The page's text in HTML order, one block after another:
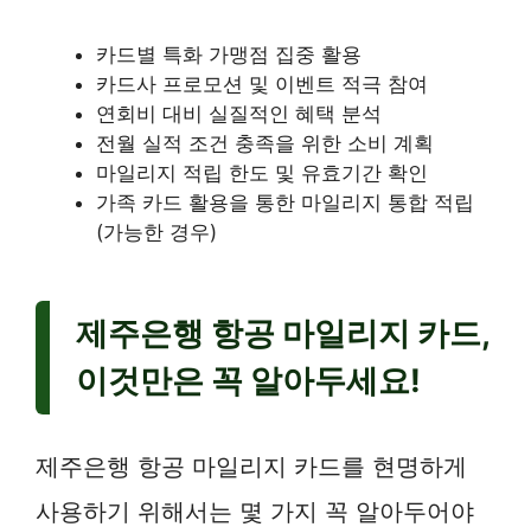
카드별 특화 가맹점 집중 활용
카드사 프로모션 및 이벤트 적극 참여
연회비 대비 실질적인 혜택 분석
전월 실적 조건 충족을 위한 소비 계획
마일리지 적립 한도 및 유효기간 확인
가족 카드 활용을 통한 마일리지 통합 적립
(가능한 경우)
제주은행 항공 마일리지 카드,
이것만은 꼭 알아두세요!
제주은행 항공 마일리지 카드를 현명하게
사용하기 위해서는 몇 가지 꼭 알아두어야